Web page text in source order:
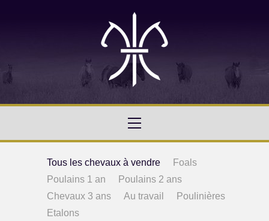
Tous les chevaux à vendre
Foals
Poulains 1 an
Poulains 2 ans
Chevaux 3 ans
Au travail
Poulinières
Etalons